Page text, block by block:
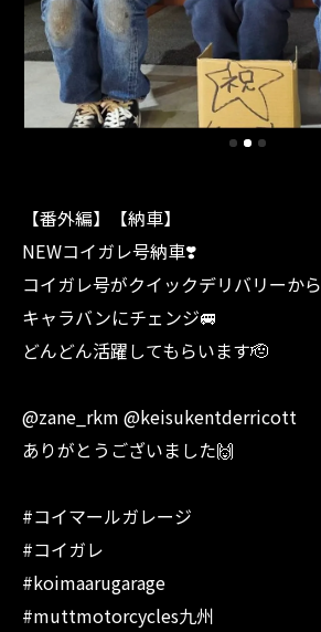
【番外編】【納車】
NEWコイガレ号納車❣️
コイガレ号がクイックデリバリーから
キャラバンにチェンジ🚐
どんどん活躍してもらいます🫡
@zane_rkm @keisukentderricott
ありがとうございました🙌
#コイマールガレージ
#コイガレ
#koimaarugarage
#muttmotorcycles九州